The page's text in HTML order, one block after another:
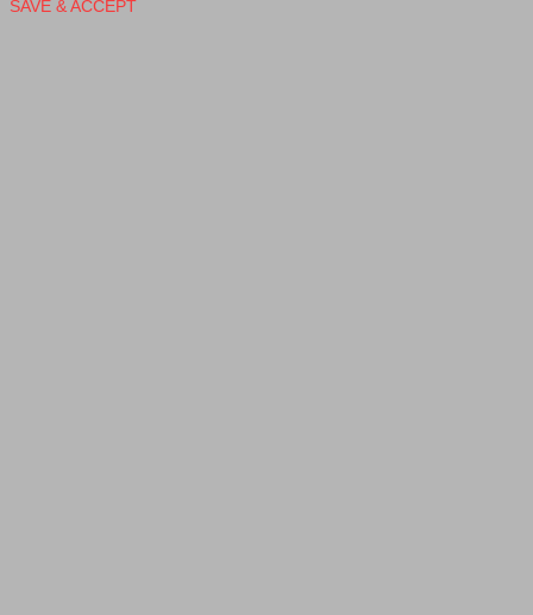
SAVE & ACCEPT